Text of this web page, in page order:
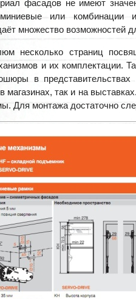
фасадов не имеют
или комбинации
множество возможностей
несколько страниц
и их комплектации.
в
магазинах, так и на
Для монтажа достаточно